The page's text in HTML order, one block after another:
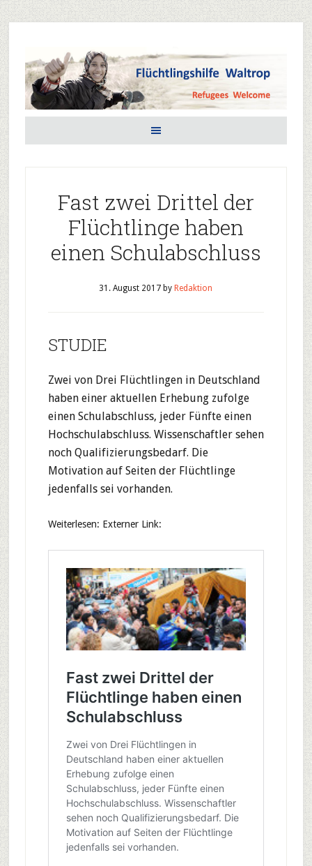
Fast zwei Drittel der
Flüchtlinge haben
einen Schulabschluss
31. August 2017 by Redaktion
STUDIE
Zwei von Drei Flüchtlingen in Deutschland
haben einer aktuellen Erhebung zufolge
einen Schulabschluss, jeder Fünfte einen
Hochschulabschluss. Wissenschaftler sehen
noch Qualifizierungsbedarf. Die
Motivation auf Seiten der Flüchtlinge
jedenfalls sei vorhanden.
Weiterlesen: Externer Link: